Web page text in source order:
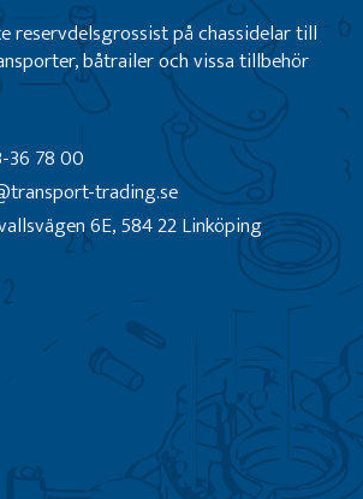
reservdelsgrossist på chassidelar till
båtrailer och vissa tillbehör
36 78 00
trading.se
6E, 584 22 Linköping